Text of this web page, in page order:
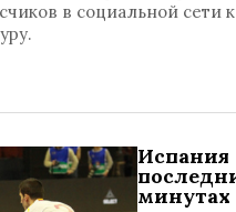
в социальной сети
Испания
минутах